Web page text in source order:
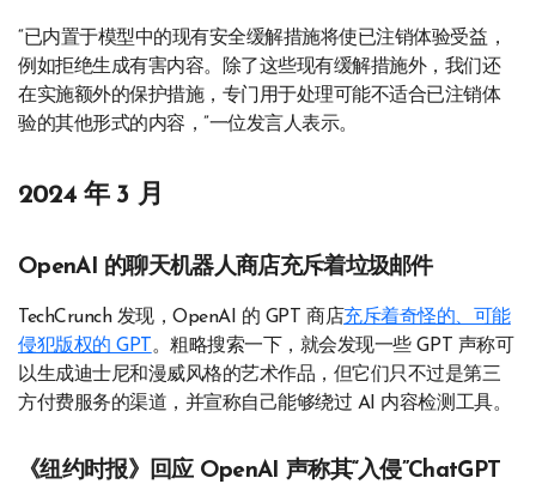
“已内置于模型中的现有安全缓解措施将使已注销体验受益，
例如拒绝生成有害内容。除了这些现有缓解措施外，我们还
在实施额外的保护措施，专门用于处理可能不适合已注销体
验的其他形式的内容，”一位发言人表示。
2024 年 3 月
OpenAI 的聊天机器人商店充斥着垃圾邮件
TechCrunch 发现，OpenAI 的 GPT 商店充斥着奇怪的、可能
侵犯版权的 GPT。粗略搜索一下，就会发现一些 GPT 声称可
以生成迪士尼和漫威风格的艺术作品，但它们只不过是第三
方付费服务的渠道，并宣称自己能够绕过 AI 内容检测工具。
《纽约时报》回应 OpenAI 声称其“入侵”ChatGPT